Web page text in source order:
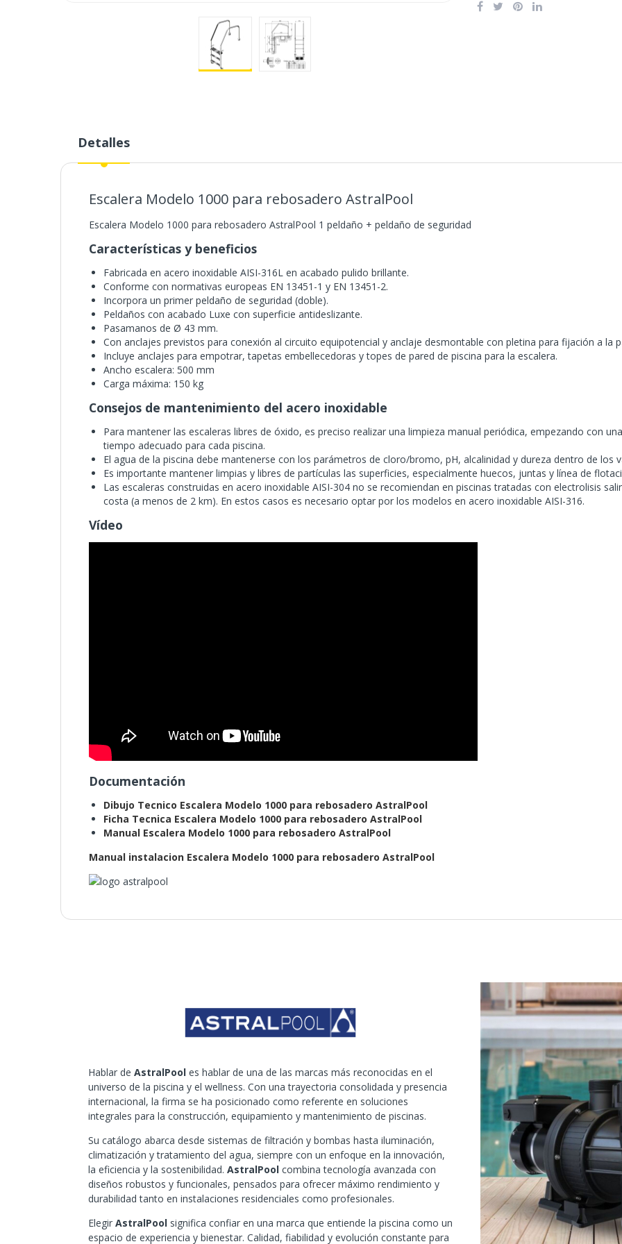
galería
de
Detalles
Escalera Modelo 1000 para rebosadero AstralPool
Escalera Modelo 1000 para rebosadero AstralPool 1 peldaño + peldaño de seguridad
Características y beneficios
Fabricada en acero inoxidable AISI-316L en acabado pulido brillante.
Conforme con normativas europeas EN 13451-1 y EN 13451-2.
Incorpora un primer peldaño de seguridad (doble).
Peldaños con acabado Luxe con superficie antideslizante.
Pasamanos de Ø 43 mm.
Con anclajes previstos para conexión al circuito equipotencial y anclaje desmontable con pletina para fijación a la
Incluye anclajes para empotrar, tapetas embellecedoras y topes de pared de piscina para la escalera.
Ancho escalera: 500 mm
Carga máxima: 150 kg
Consejos de mantenimiento del acero inoxidable
Para mantener las escaleras libres de óxido, es preciso realizar una limpieza manual periódica, empezando con
tiempo adecuado para cada piscina.
El agua de la piscina debe mantenerse con los parámetros de cloro/bromo, pH, alcalinidad y dureza dentro de los
Es importante mantener limpias y libres de partículas las superficies, especialmente huecos, juntas y línea de
Las escaleras construidas en acero inoxidable AISI-304 no se recomiendan en piscinas tratadas con electrolisis
costa (a menos de 2 km). En estos casos es necesario optar por los modelos en acero inoxidable AISI-316.
Vídeo
Documentación
Dibujo Tecnico Escalera Modelo 1000 para rebosadero AstralPool
Ficha Tecnica Escalera Modelo 1000 para rebosadero AstralPool
Manual Escalera Modelo 1000 para rebosadero AstralPool
Manual instalacion Escalera Modelo 1000 para rebosadero AstralPool
Hablar de AstralPool es hablar de una de las marcas más reconocidas en el
universo de la piscina y el wellness. Con una trayectoria consolidada y presencia
internacional, la firma se ha posicionado como referente en soluciones
integrales para la construcción, equipamiento y mantenimiento de piscinas.
Su catálogo abarca desde sistemas de filtración y bombas hasta iluminación,
climatización y tratamiento del agua, siempre con un enfoque en la innovación,
la eficiencia y la sostenibilidad. AstralPool combina tecnología avanzada con
diseños robustos y funcionales, pensados para ofrecer máximo rendimiento y
durabilidad tanto en instalaciones residenciales como profesionales.
Elegir AstralPool significa confiar en una marca que entiende la piscina como un
espacio de experiencia y bienestar. Calidad, fiabilidad y evolución constante para